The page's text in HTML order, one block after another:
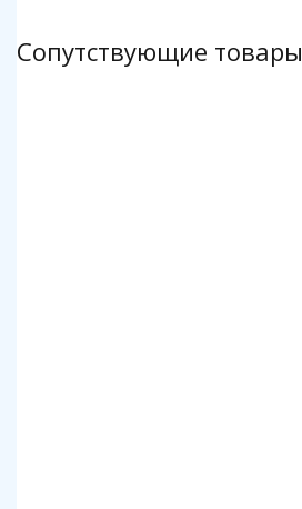
Сопутствующие товары